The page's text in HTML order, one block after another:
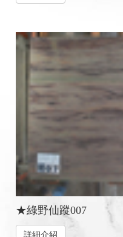
★綠野仙蹤007
詳細介紹